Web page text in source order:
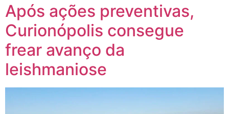
Após ações preventivas,
Curionópolis consegue
frear avanço da
leishmaniose